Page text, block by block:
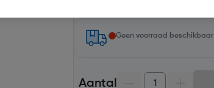
Geen voorraad beschikbaar
Aantal